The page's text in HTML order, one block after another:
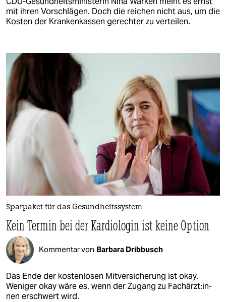
mit ihren Vorschlägen. Doch die reichen nicht aus, um die
Kosten der Krankenkassen gerechter zu verteilen.
Sparpaket für das Gesundheitssystem
Kein Termin bei der Kardiologin ist keine Option
Kommentar von Barbara Dribbusch
Das Ende der kostenlosen Mitversicherung ist okay.
Weniger okay wäre es, wenn der Zugang zu Fach­ärz­t:in­
nen erschwert wird.